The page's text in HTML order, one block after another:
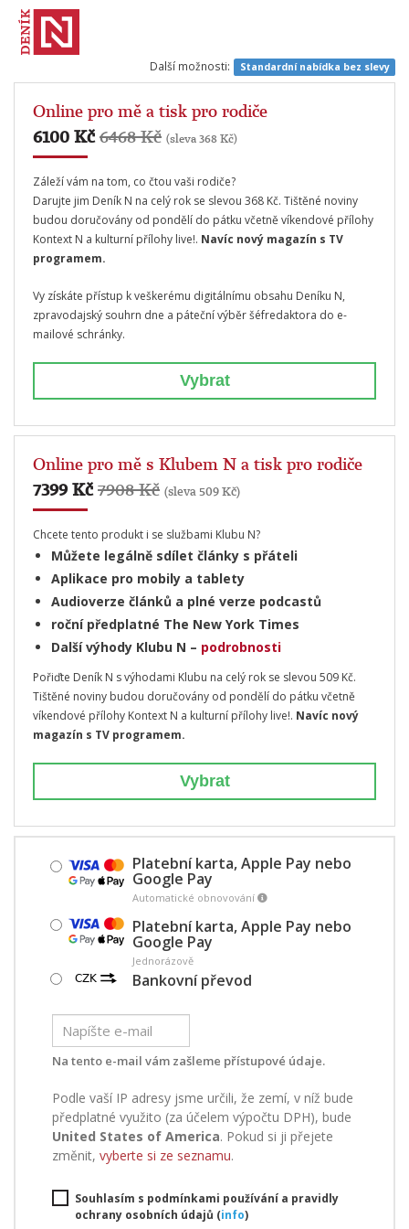
Další možnosti: Standardní nabídka bez slevy
Online pro mě a tisk pro rodiče
6100 Kč6468 Kč (sleva 368 Kč)
Záleží vám na tom, co čtou vaši rodiče?
Darujte jim Deník N na celý rok se slevou 368 Kč. Tištěné noviny
budou doručovány od pondělí do pátku včetně víkendové přílohy
Kontext N a kulturní přílohy live!. Navíc nový magazín s TV
programem.
Vy získáte přístup k veškerému digitálnímu obsahu Deníku N,
zpravodajský souhrn dne a páteční výběr šéfredaktora do e-
mailové schránky.
Vybrat
Online pro mě s Klubem N a tisk pro rodiče
7399 Kč7908 Kč (sleva 509 Kč)
Chcete tento produkt i se službami Klubu N?
Můžete legálně sdílet články s přáteli
Aplikace pro mobily a tablety
Audioverze článků a plné verze podcastů
roční předplatné The New York Times
Další výhody Klubu N – podrobnosti
Pořiďte Deník N s výhodami Klubu na celý rok se slevou 509 Kč.
Tištěné noviny budou doručovány od pondělí do pátku včetně
víkendové přílohy Kontext N a kulturní přílohy live!. Navíc nový
magazín s TV programem.
Vybrat
Platební karta, Apple Pay nebo
Google Pay
Automatické obnovování
Platební karta, Apple Pay nebo
Google Pay
Jednorázově
Bankovní převod
Na tento e-mail vám zašleme přístupové údaje.
Podle vaší IP adresy jsme určili, že zemí, v níž bude
předplatné využito (za účelem výpočtu DPH), bude
United States of America. Pokud si ji přejete
změnit, vyberte si ze seznamu.
Souhlasím s podmínkami používání a pravidly
ochrany osobních údajů (info)